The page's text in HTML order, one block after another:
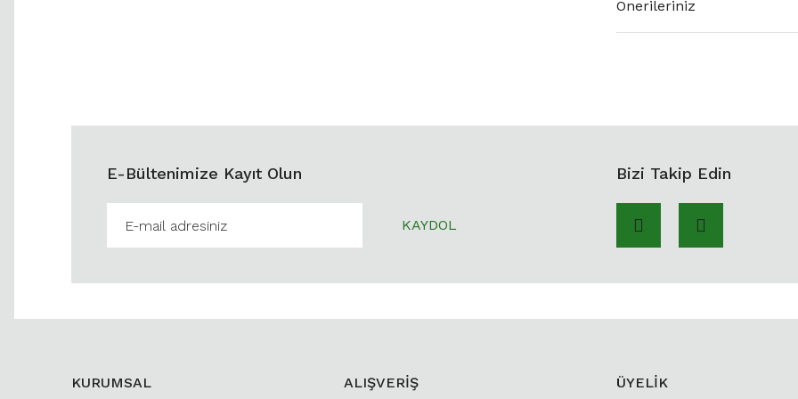
Önerileriniz
E-Bültenimize Kayıt Olun
KAYDOL
Bizi Takip Edin
KURUMSAL ALIŞVERİŞ ÜYELİK